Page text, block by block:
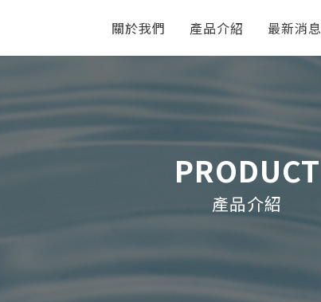
關於我們 產品介紹 最新消息
PRODUCT
產品介紹